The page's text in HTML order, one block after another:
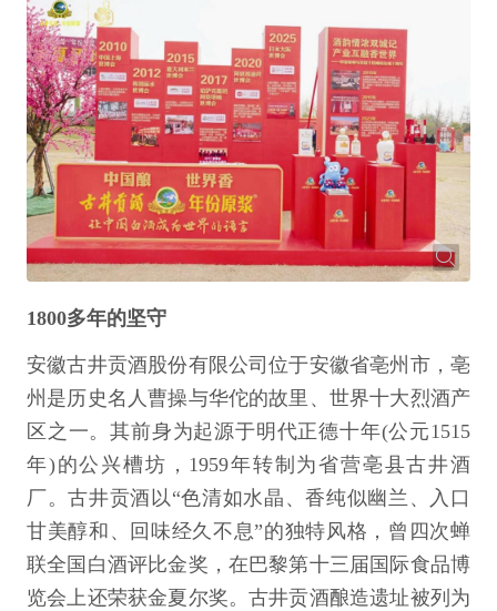
1800多年的坚守
安徽古井贡酒股份有限公司位于安徽省亳州市，亳
州是历史名人曹操与华佗的故里、世界十大烈酒产
区之一。其前身为起源于明代正德十年(公元1515
年)的公兴槽坊，1959年转制为省营亳县古井酒
厂。古井贡酒以“色清如水晶、香纯似幽兰、入口
甘美醇和、回味经久不息”的独特风格，曾四次蝉
联全国白酒评比金奖，在巴黎第十三届国际食品博
览会上还荣获金夏尔奖。古井贡酒酿造遗址被列为